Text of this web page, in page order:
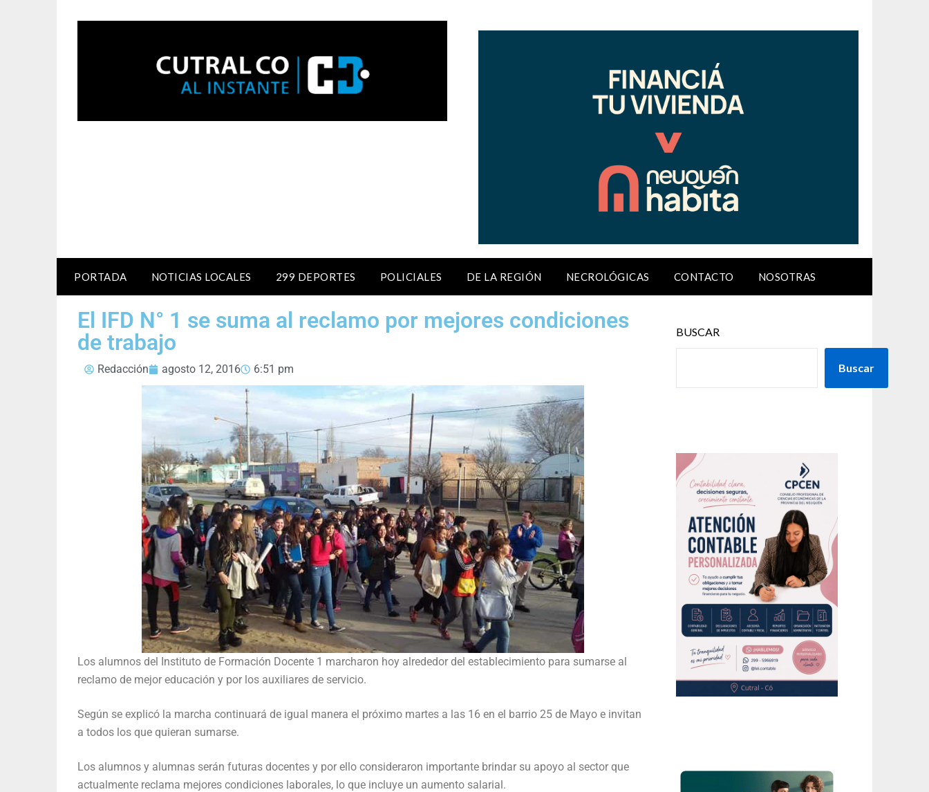
PORTADA NOTICIAS LOCALES 299 DEPORTES POLICIALES DE LA REGIÓN NECROLÓGICAS CONTACTO NOSOTRAS
El IFD N° 1 se suma al reclamo por mejores condiciones
de trabajo
Redacción agosto 12, 2016 6:51 pm
Los alumnos del Instituto de Formación Docente 1 marcharon hoy alrededor del establecimiento para sumarse al
reclamo de mejor educación y por los auxiliares de servicio.
Según se explicó la marcha continuará de igual manera el próximo martes a las 16 en el barrio 25 de Mayo e invitan
a todos los que quieran sumarse.
Los alumnos y alumnas serán futuras docentes y por ello consideraron importante brindar su apoyo al sector que
actualmente reclama mejores condiciones laborales, lo que incluye un aumento salarial.
BUSCAR
Buscar